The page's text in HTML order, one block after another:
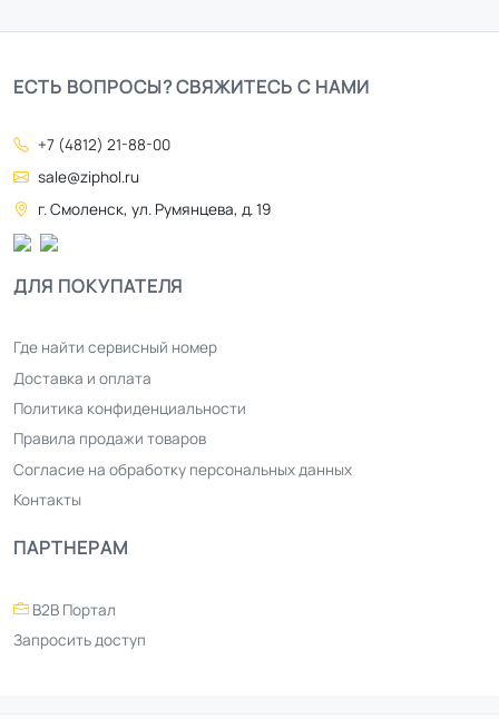
ЕСТЬ ВОПРОСЫ? СВЯЖИТЕСЬ С НАМИ
+7 (4812) 21-88-00
sale@ziphol.ru
г. Смоленск, ул. Румянцева, д. 19
ДЛЯ ПОКУПАТЕЛЯ
Где найти сервисный номер
Доставка и оплата
Политика конфиденциальности
Правила продажи товаров
Согласие на обработку персональных данных
Контакты
ПАРТНЕРАМ
B2B Портал
Запросить доступ